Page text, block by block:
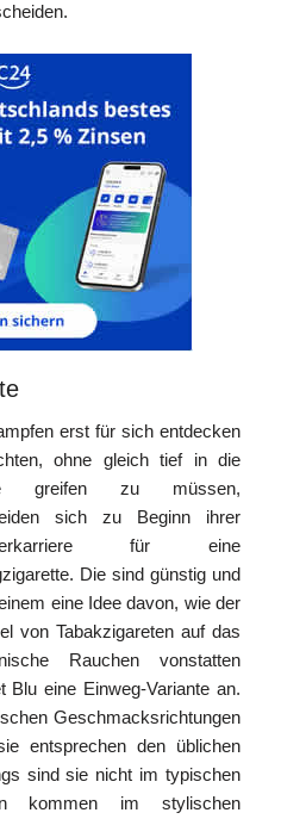
erst für sich entdecken
ohne gleich tief in die
greifenzu müssen,
sich zu Beginn ihrer
für eine
Die sind günstig und
eine Idee davon, wie der
von Tabakzigareten auf das
Rauchen vonstatten
Blu eine Einweg-Variante an.
Geschmacksrichtungen
entsprechen den üblichen
sind sie nicht im typischen
kommen im stylischen